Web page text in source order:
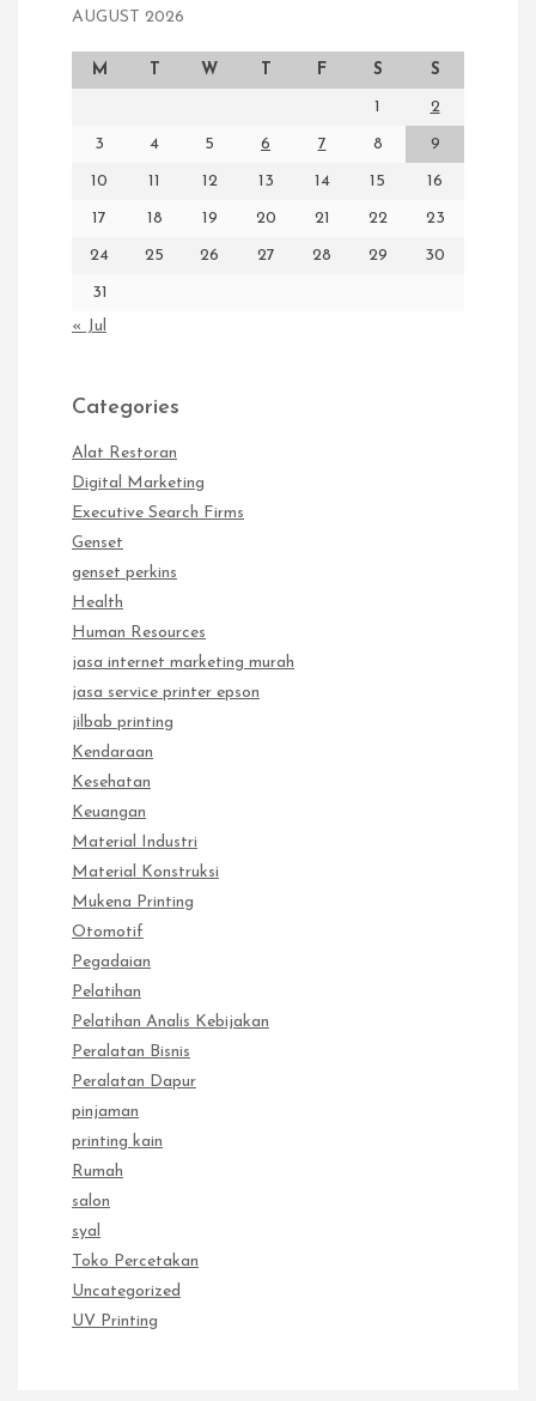
AUGUST 2026
M T W T F S S
1 2
3 4 5 6 7 8 9
10 11 12 13 14 15 16
17 18 19 20 21 22 23
24 25 26 27 28 29 30
31
« Jul
Categories
Alat Restoran
Digital Marketing
Executive Search Firms
Genset
genset perkins
Health
Human Resources
jasa internet marketing murah
jasa service printer epson
jilbab printing
Kendaraan
Kesehatan
Keuangan
Material Industri
Material Konstruksi
Mukena Printing
Otomotif
Pegadaian
Pelatihan
Pelatihan Analis Kebijakan
Peralatan Bisnis
Peralatan Dapur
pinjaman
printing kain
Rumah
salon
syal
Toko Percetakan
Uncategorized
UV Printing